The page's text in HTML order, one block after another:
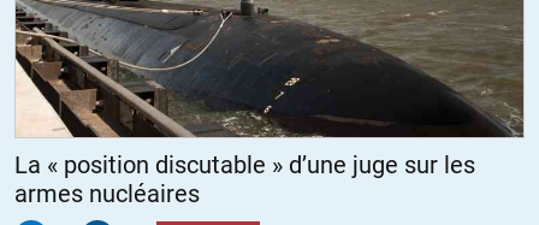
La « position discutable » d’une juge sur les
armes nucléaires